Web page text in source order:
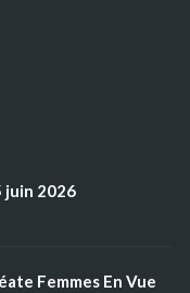
juin 2026
Femmes En Vue